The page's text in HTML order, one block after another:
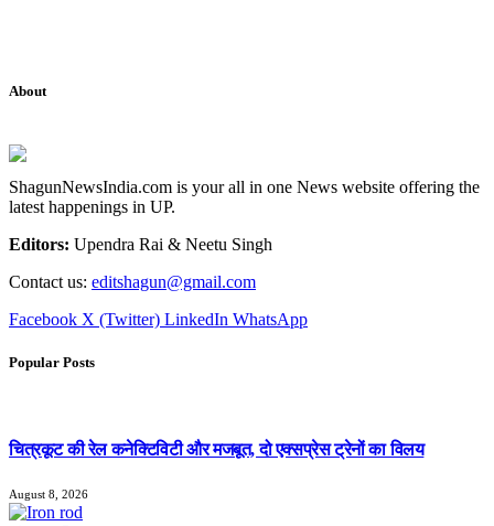
About
ShagunNewsIndia.com is your all in one News website offering the
latest happenings in UP.
Editors: Upendra Rai & Neetu Singh
Contact us: editshagun@gmail.com
Facebook X (Twitter) LinkedIn WhatsApp
Popular Posts
चित्रकूट की रेल कनेक्टिविटी और मजबूत, दो एक्सप्रेस ट्रेनों का विलय
August 8, 2026